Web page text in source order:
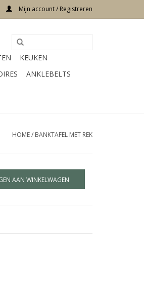
Mijn account / Registreren
KEUKEN
ANKLEBELTS
HOME/ BANKTAFEL MET REK
AAN WINKELWAGEN